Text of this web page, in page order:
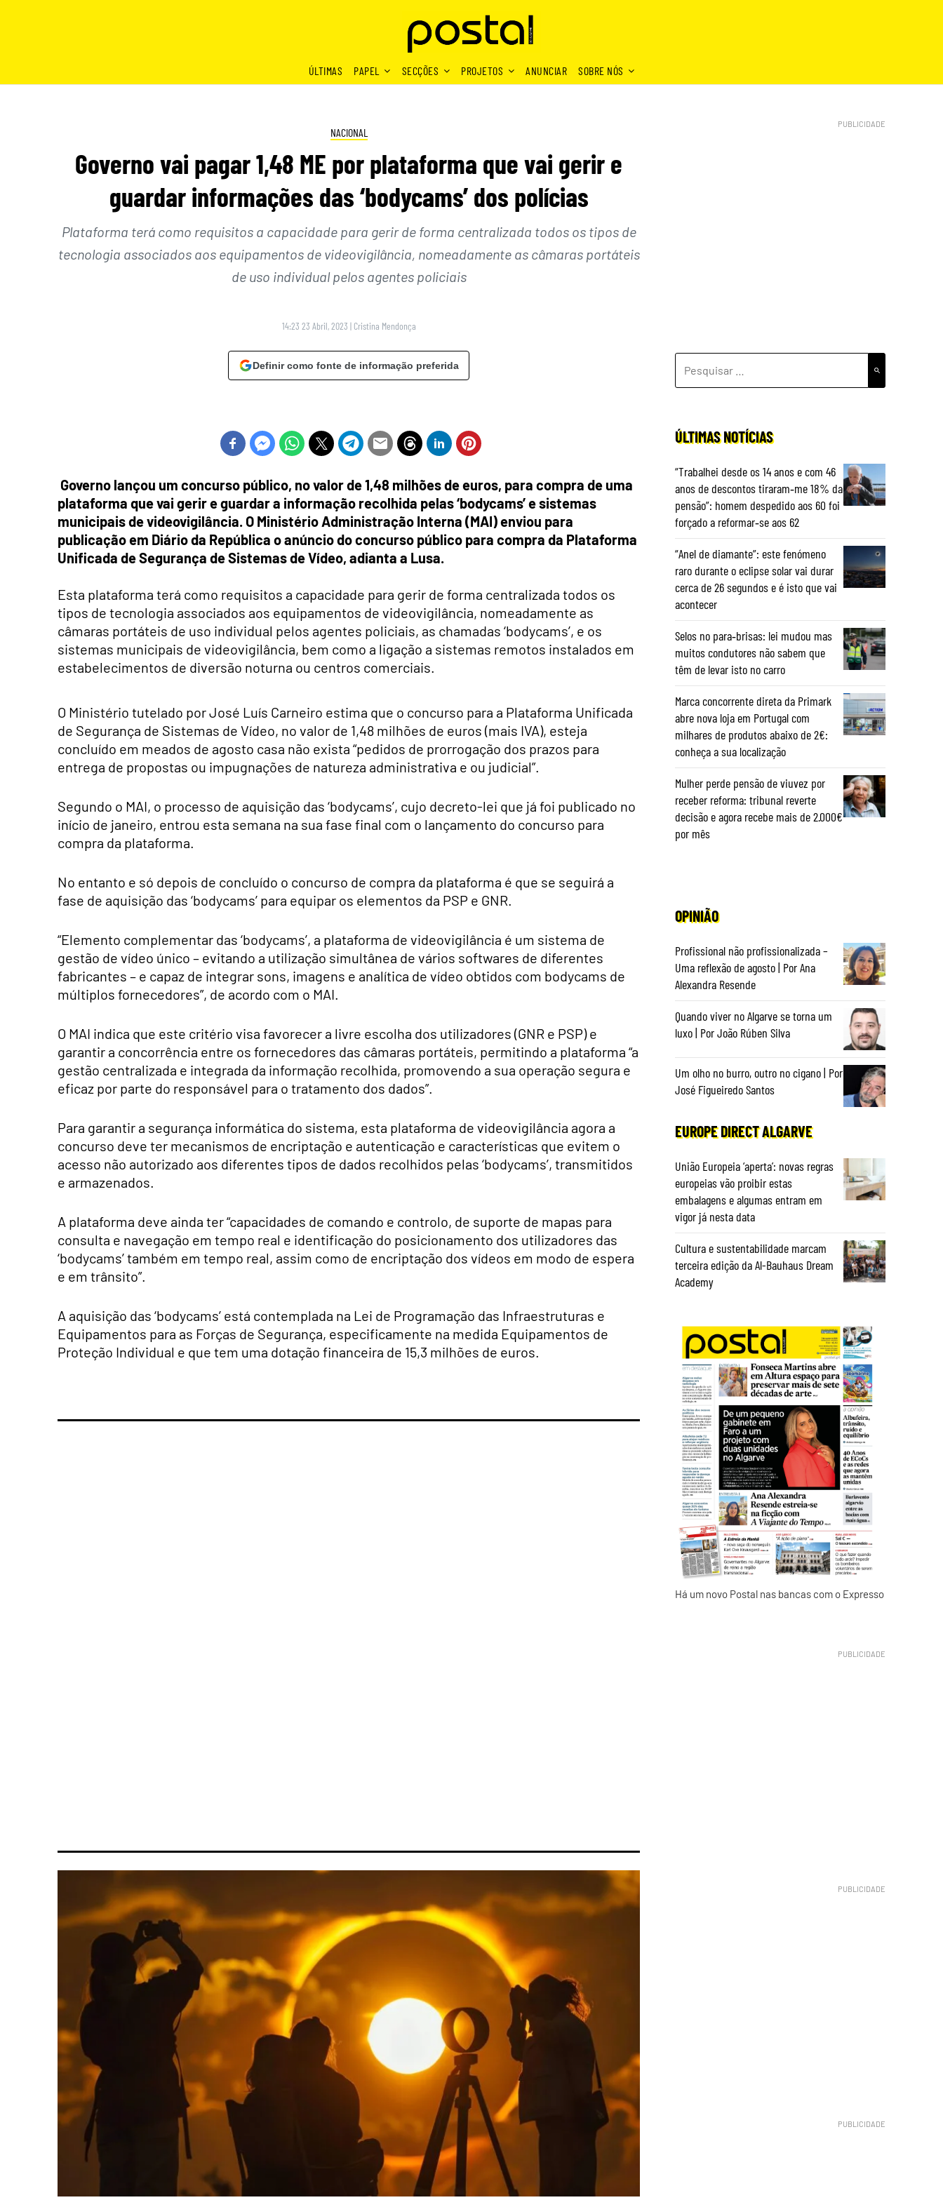
ÚLTIMAS
PAPEL SECÇÕES PROJETOS ANUNCIAR SOBRE NÓS
NACIONAL
Governo vai pagar 1,48 ME por plataforma que vai gerir e
guardar informações das ‘bodycams’ dos polícias
Plataforma terá como requisitos a capacidade para gerir de forma centralizada todos os tipos de
tecnologia associados aos equipamentos de videovigilância, nomeadamente as câmaras portáteis
de uso individual pelos agentes policiais
14:23 23 Abril, 2023 | Cristina Mendonça
Definir como fonte de informação preferida
Governo lançou um concurso público, no valor de 1,48 milhões de euros, para compra de uma
plataforma que vai gerir e guardar a informação recolhida pelas ‘bodycams’ e sistemas
municipais de videovigilância. O Ministério Administração Interna (MAI) enviou para
publicação em Diário da República o anúncio do concurso público para compra da Plataforma
Unificada de Segurança de Sistemas de Vídeo, adianta a Lusa.
Esta plataforma terá como requisitos a capacidade para gerir de forma centralizada todos os
tipos de tecnologia associados aos equipamentos de videovigilância, nomeadamente as
câmaras portáteis de uso individual pelos agentes policiais, as chamadas ‘bodycams’, e os
sistemas municipais de videovigilância, bem como a ligação a sistemas remotos instalados em
estabelecimentos de diversão noturna ou centros comerciais.
O Ministério tutelado por José Luís Carneiro estima que o concurso para a Plataforma Unificada
de Segurança de Sistemas de Vídeo, no valor de 1,48 milhões de euros (mais IVA), esteja
concluído em meados de agosto casa não exista “pedidos de prorrogação dos prazos para
entrega de propostas ou impugnações de natureza administrativa e ou judicial”.
Segundo o MAI, o processo de aquisição das ‘bodycams’, cujo decreto-lei que já foi publicado no
início de janeiro, entrou esta semana na sua fase final com o lançamento do concurso para
compra da plataforma.
No entanto e só depois de concluído o concurso de compra da plataforma é que se seguirá a
fase de aquisição das ‘bodycams’ para equipar os elementos da PSP e GNR.
“Elemento complementar das ‘bodycams’, a plataforma de videovigilância é um sistema de
gestão de vídeo único – evitando a utilização simultânea de vários softwares de diferentes
fabricantes – e capaz de integrar sons, imagens e analítica de vídeo obtidos com bodycams de
múltiplos fornecedores”, de acordo com o MAI.
O MAI indica que este critério visa favorecer a livre escolha dos utilizadores (GNR e PSP) e
garantir a concorrência entre os fornecedores das câmaras portáteis, permitindo a plataforma “a
gestão centralizada e integrada da informação recolhida, promovendo a sua operação segura e
eficaz por parte do responsável para o tratamento dos dados”.
Para garantir a segurança informática do sistema, esta plataforma de videovigilância agora a
concurso deve ter mecanismos de encriptação e autenticação e características que evitem o
acesso não autorizado aos diferentes tipos de dados recolhidos pelas ‘bodycams’, transmitidos
e armazenados.
A plataforma deve ainda ter “capacidades de comando e controlo, de suporte de mapas para
consulta e navegação em tempo real e identificação do posicionamento dos utilizadores das
‘bodycams’ também em tempo real, assim como de encriptação dos vídeos em modo de espera
e em trânsito”.
A aquisição das ‘bodycams’ está contemplada na Lei de Programação das Infraestruturas e
Equipamentos para as Forças de Segurança, especificamente na medida Equipamentos de
Proteção Individual e que tem uma dotação financeira de 15,3 milhões de euros.
POR:
ÚLTIMAS NOTÍCIAS
“Trabalhei desde os 14 anos e com 46
anos de descontos tiraram‑me 18% da
pensão”: homem despedido aos 60 foi
forçado a reformar‑se aos 62
“Anel de diamante”: este fenómeno
raro durante o eclipse solar vai durar
cerca de 26 segundos e é isto que vai
acontecer
Selos no para‑brisas: lei mudou mas
muitos condutores não sabem que
têm de levar isto no carro
Marca concorrente direta da Primark
abre nova loja em Portugal com
milhares de produtos abaixo de 2€:
conheça a sua localização
Mulher perde pensão de viuvez por
receber reforma: tribunal reverte
decisão e agora recebe mais de 2.000€
por mês
OPINIÃO
Profissional não profissionalizada –
Uma reflexão de agosto | Por Ana
Alexandra Resende
Quando viver no Algarve se torna um
luxo | Por João Rúben Silva
Um olho no burro, outro no cigano | Por
José Figueiredo Santos
EUROPE DIRECT ALGARVE
União Europeia ‘aperta’: novas regras
europeias vão proibir estas
embalagens e algumas entram em
vigor já nesta data
Cultura e sustentabilidade marcam
terceira edição da Al-Bauhaus Dream
Academy
Há um novo Postal nas bancas com o Expresso